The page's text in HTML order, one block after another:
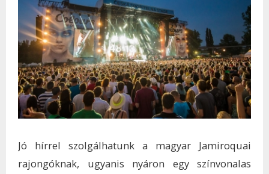
Jó hírrel szolgálhatunk a magyar Jamiroquai
rajongóknak, ugyanis nyáron egy színvonalas